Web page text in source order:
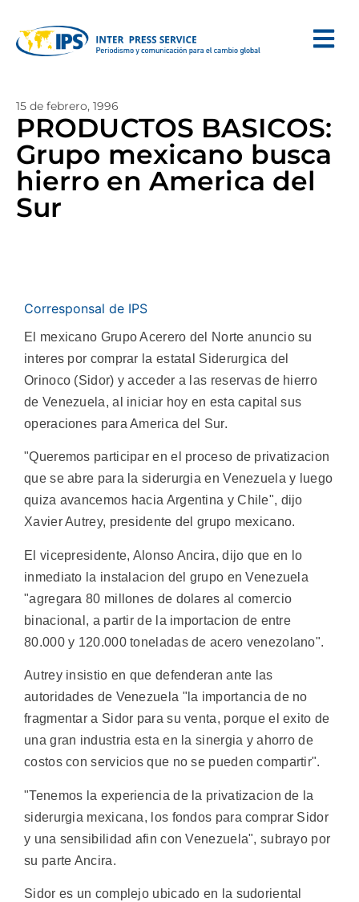
15 de febrero, 1996
PRODUCTOS BASICOS:
Grupo mexicano busca
hierro en America del
Sur
Corresponsal de IPS
El mexicano Grupo Acerero del Norte anuncio su
interes por comprar la estatal Siderurgica del
Orinoco (Sidor) y acceder a las reservas de hierro
de Venezuela, al iniciar hoy en esta capital sus
operaciones para America del Sur.
"Queremos participar en el proceso de privatizacion
que se abre para la siderurgia en Venezuela y luego
quiza avancemos hacia Argentina y Chile", dijo
Xavier Autrey, presidente del grupo mexicano.
El vicepresidente, Alonso Ancira, dijo que en lo
inmediato la instalacion del grupo en Venezuela
"agregara 80 millones de dolares al comercio
binacional, a partir de la importacion de entre
80.000 y 120.000 toneladas de acero venezolano".
Autrey insistio en que defenderan ante las
autoridades de Venezuela "la importancia de no
fragmentar a Sidor para su venta, porque el exito de
una gran industria esta en la sinergia y ahorro de
costos con servicios que no se pueden compartir".
"Tenemos la experiencia de la privatizacion de la
siderurgia mexicana, los fondos para comprar Sidor
y una sensibilidad afin con Venezuela", subrayo por
su parte Ancira.
Sidor es un complejo ubicado en la sudoriental